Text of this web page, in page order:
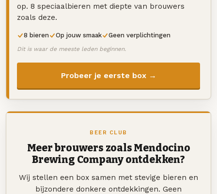
op. 8 speciaalbieren met diepte van brouwers
zoals deze.
8 bieren Op jouw smaak Geen verplichtingen
Dit is waar de meeste leden beginnen.
Probeer je eerste box →
BEER CLUB
Meer brouwers zoals Mendocino
Brewing Company ontdekken?
Wij stellen een box samen met stevige bieren en
bijzondere donkere ontdekkingen. Geen